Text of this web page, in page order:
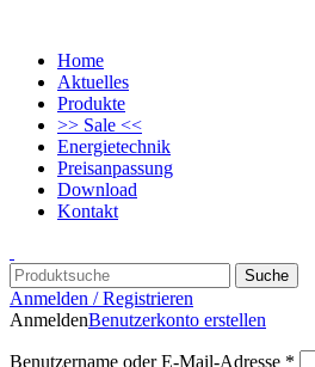
Home
Aktuelles
Produkte
>> Sale <<
Energietechnik
Preisanpassung
Download
Kontakt
Suche
Anmelden / Registrieren
AnmeldenBenutzerkonto erstellen
Benutzername oder E-Mail-Adresse *